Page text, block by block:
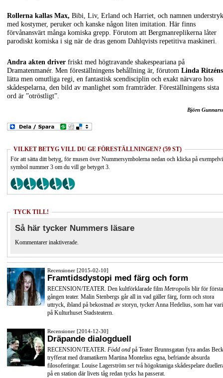
Rollerna kallas Max, Bibi, Liv, Erland och Harriet, och namnen
med kostymer, peruker och kanske någon liten imitation. Här finns
förvånansvärt många komiska grepp. Förutom att Bergmanreplikerna låter
parodiskt komiska i sig när de dras genom Dahlqvists repetitiva maskineri.
Andra akten driver friskt med högtravande shakespeariana på
Dramatenmanér. Men föreställningens behållning är, förutom Linda Ritzéns
lätta men omutliga regi, en fantastisk scendisciplin och exakt närvaro hos
skådespelarna, den bild av manlighet som framträder. Föreställningens sista
ord är ”otröstligt”.
Björn
VILKET BETYG VILL DU GE FÖRESTÄLLNINGEN? (59 ST)
För att sätta ditt betyg, för musen över Nummersymbolerna nedan och klicka på
symbol nummer 3 om du vill ge betyget 3.
TYCK TILL!
Så här tycker Nummers läsare
Kommentarer inaktiverade.
Recensioner [2015-02-10]
Framtidsdystopi med färg och form
RECENSION/TEATER. Den kultförklarade film Metropolis blir för första
gången teater. Malin Stenbergs går all in vad gäller färg, form och stora
uttryck, ibland på bekostnad av storyn, tycker Anna Hedelius, som har
på Kulturhuset Stadsteatern.
Recensioner [2014-12-30]
Dräpande dialogduell
RECENSION/TEATER. Född ond på Teater Brunnsgatan fyra andas
tryfferat med dramatikern Martina Montelius egna, befriande absurda
filosoferingar. Louise Lagerström ser två högoktaniga skådespelare
på en station där livets tåg redan tycks ha passerat.